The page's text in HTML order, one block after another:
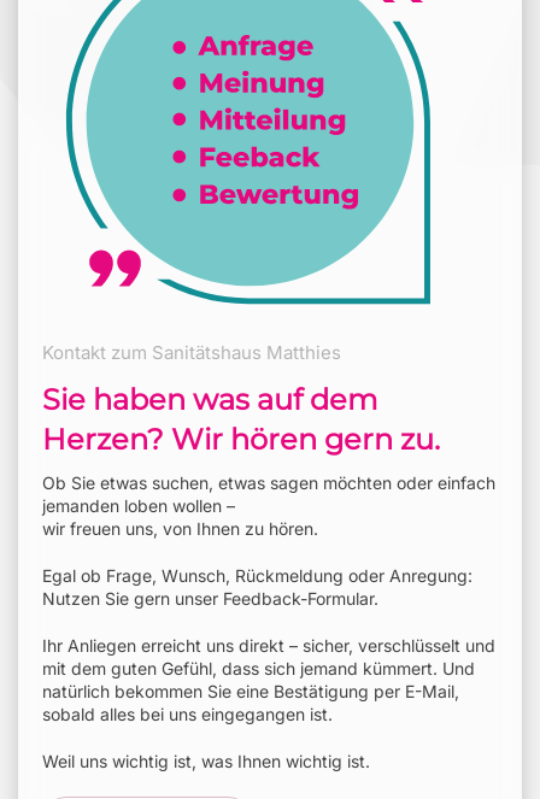
Kontakt zum Sanitätshaus Matthies
Sie haben was auf dem
Herzen? Wir hören gern zu.
Ob Sie etwas suchen, etwas sagen möchten oder einfach
jemanden loben wollen –
wir freuen uns, von Ihnen zu hören.
Egal ob Frage, Wunsch, Rückmeldung oder Anregung:
Nutzen Sie gern unser Feedback-Formular.
Ihr Anliegen erreicht uns direkt – sicher, verschlüsselt und
mit dem guten Gefühl, dass sich jemand kümmert. Und
natürlich bekommen Sie eine Bestätigung per E-Mail,
sobald alles bei uns eingegangen ist.
Weil uns wichtig ist, was Ihnen wichtig ist.